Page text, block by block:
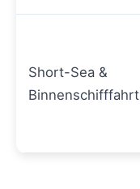
Short-Sea &
Binnenschifffahrt